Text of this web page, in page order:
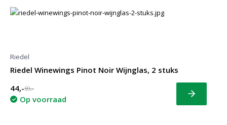
Riedel
Riedel Winewings Pinot Noir Wijnglas, 2 stuks
44,-59,-
Op voorraad Bekijk